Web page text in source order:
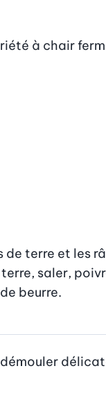
à chair
terre et les
saler,
beurre.